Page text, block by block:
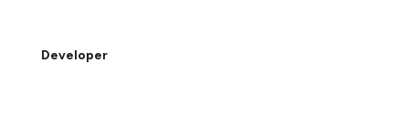
Developer